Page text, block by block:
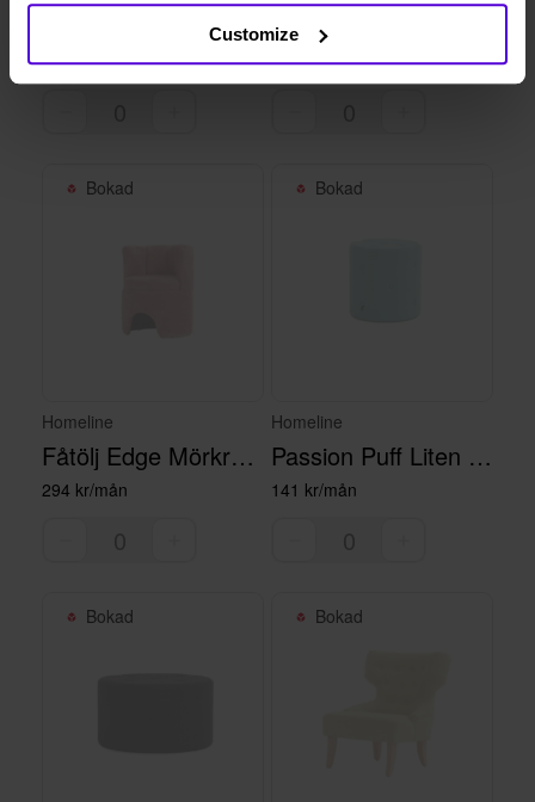
Customize
Barstol Remy Blå Sammet
171 kr/mån 266 kr/mån
Bokad
Homeline
Fåtölj Edge Mörkrosa
294 kr/mån
Bokad
Homeline
Passion Puff Liten Blå
141 kr/mån
Bokad Bokad